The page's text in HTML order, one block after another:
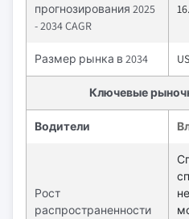
прогнозирования 2025
- 2034 CAGR
Размер рынка в 2034
Ключевые
Водители
Рост
распространенности